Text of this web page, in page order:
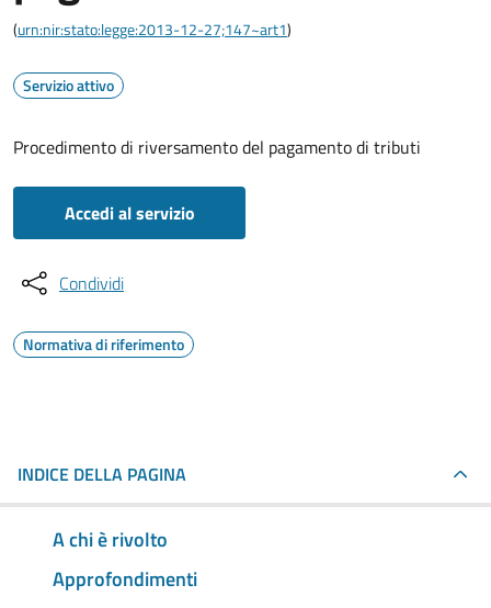
(urn:nir:stato:legge:2013-12-27;147~art1)
Servizio attivo
Procedimento di riversamento del pagamento di tributi
Accedi al servizio
Condividi
Normativa di riferimento
INDICE DELLA PAGINA
A chi è rivolto
Approfondimenti